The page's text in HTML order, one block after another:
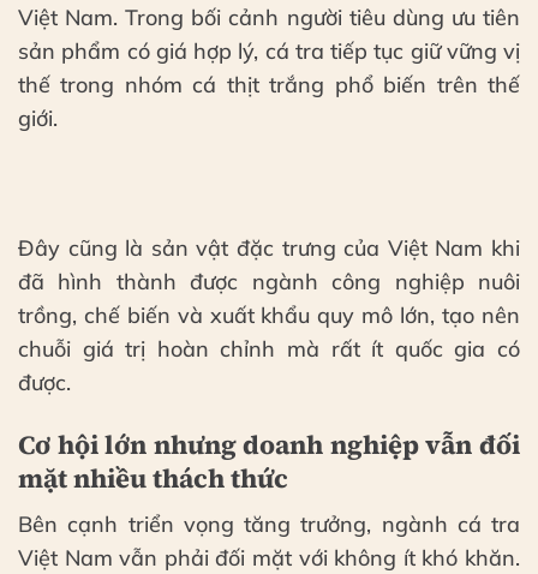
Việt Nam. Trong bối cảnh người tiêu dùng ưu tiên
sản phẩm có giá hợp lý, cá tra tiếp tục giữ vững vị
thế trong nhóm cá thịt trắng phổ biến trên thế
giới.
Đây cũng là sản vật đặc trưng của Việt Nam khi
đã hình thành được ngành công nghiệp nuôi
trồng, chế biến và xuất khẩu quy mô lớn, tạo nên
chuỗi giá trị hoàn chỉnh mà rất ít quốc gia có
được.
Cơ hội lớn nhưng doanh nghiệp vẫn đối
mặt nhiều thách thức
Bên cạnh triển vọng tăng trưởng, ngành cá tra
Việt Nam vẫn phải đối mặt với không ít khó khăn.